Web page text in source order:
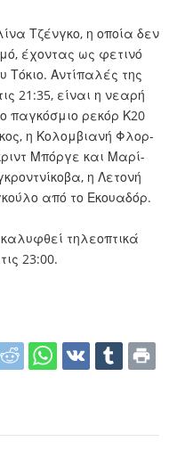
Τζένγκο, η οποία δεν
έχοντας ως φετινό
Τόκιο. Αντίπαλές της
21:35, είναι η νεαρή
παγκόσμιο ρεκόρ Κ20
η Κολομβιανή Φλορ-
Μπόργε και Μαρί-
η Λετονή
από το Εκουαδόρ.
τηλεοπτικά
23:00.